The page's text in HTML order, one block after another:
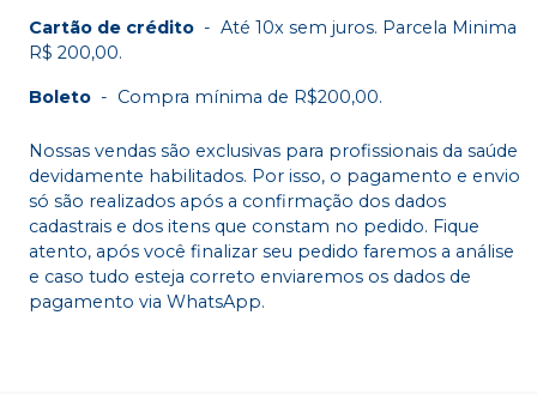
Cartão de crédito - Até 10x sem juros. Parcela Minima
R$ 200,00.
Boleto - Compra mínima de R$200,00.
Nossas vendas são exclusivas para profissionais da saúde
devidamente habilitados. Por isso, o pagamento e envio
só são realizados após a confirmação dos dados
cadastrais e dos itens que constam no pedido. Fique
atento, após você finalizar seu pedido faremos a análise
e caso tudo esteja correto enviaremos os dados de
pagamento via WhatsApp.